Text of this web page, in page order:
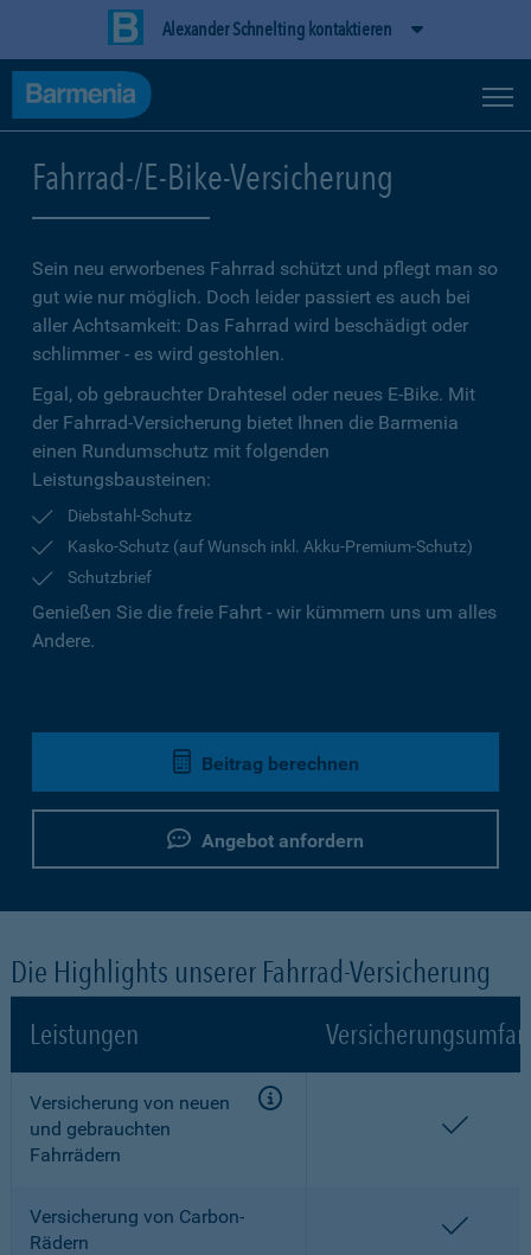
Alexander Schnelting kontaktieren
Fahrrad-/E-Bike-Versicherung
Sein neu erworbenes Fahrrad schützt und pflegt man so
gut wie nur möglich. Doch leider passiert es auch bei
aller Achtsamkeit: Das Fahrrad wird beschädigt oder
schlimmer - es wird gestohlen.
Egal, ob gebrauchter Drahtesel oder neues E-Bike. Mit
der Fahrrad-Versicherung bietet Ihnen die Barmenia
einen Rundumschutz mit folgenden
Leistungsbausteinen:
Diebstahl-Schutz
Kasko-Schutz (auf Wunsch inkl. Akku-Premium-Schutz)
Schutzbrief
Genießen Sie die freie Fahrt - wir kümmern uns um alles
Andere.
Beitrag berechnen
Angebot anfordern
Die Highlights unserer Fahrrad-Versicherung
Leistungen
Versicherung von neuen
und gebrauchten
Fahrrädern
Versicherung von Carbon-
Rädern